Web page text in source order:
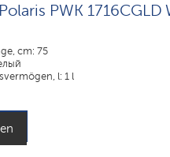
PWK 1716CGLD
cm: 75
l: 1 l